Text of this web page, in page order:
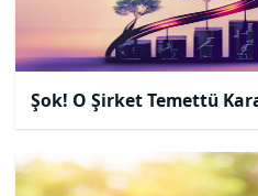
Şok! O Şirket Temettü